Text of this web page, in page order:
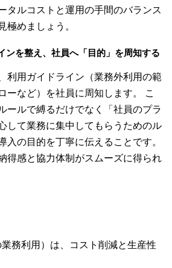
タルコストと運用の手間のバランス
極めましょう。
ンを整え、社員へ「目的」を周知する
利用ガイドライン（業務外利用の範
ーなど）を社員に周知します。 こ
ールで縛るだけでなく「社員のプラ
して業務に集中してもらうためのル
入の目的を丁寧に伝えることです。
得感と協力体制がスムーズに得られ
務利用）は、コスト削減と生産性